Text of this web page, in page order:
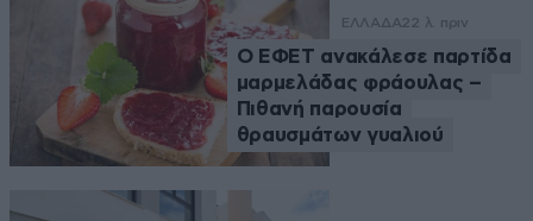
ΕΛΛΑΔΑ22 λ. πριν
Ο ΕΦΕΤ ανακάλεσε παρτίδα
μαρμελάδας φράουλας –
Πιθανή παρουσία
θραυσμάτων γυαλιού